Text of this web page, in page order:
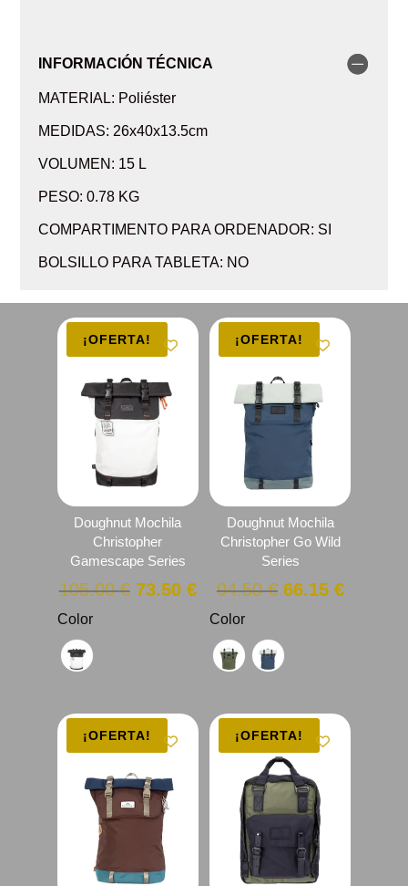
INFORMACIÓN TÉCNICA
MATERIAL: Poliéster
MEDIDAS: 26x40x13.5cm
VOLUMEN: 15 L
PESO: 0.78 KG
COMPARTIMENTO PARA ORDENADOR: SI
BOLSILLO PARA TABLETA: NO
¡OFERTA!
Doughnut Mochila
Christopher
Gamescape Series
105.00€ El
73.50 €El
precio
actual
es:
Color
¡OFERTA!
Doughnut Mochila
Christopher Go Wild
Series
94.50€ El
era:
66.15 €El
Color
¡OFERTA! ¡OFERTA!